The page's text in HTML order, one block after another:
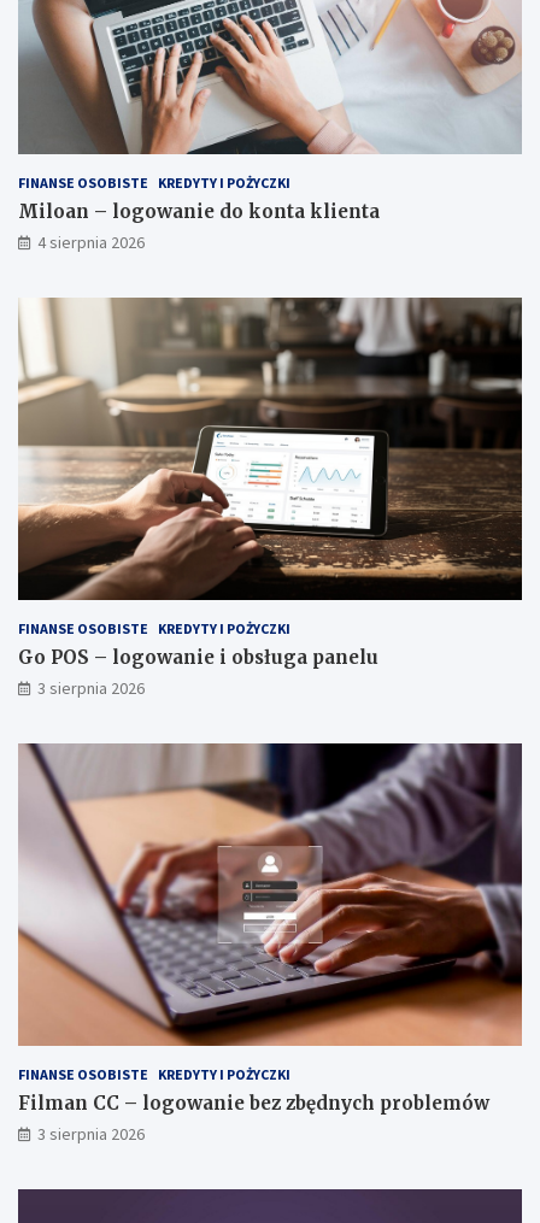
FINANSE OSOBISTE KREDYTY I POŻYCZKI
Miloan – logowanie do konta klienta
4 sierpnia 2026
FINANSE OSOBISTE KREDYTY I POŻYCZKI
Go POS – logowanie i obsługa panelu
3 sierpnia 2026
FINANSE OSOBISTE KREDYTY I POŻYCZKI
Filman CC – logowanie bez zbędnych problemów
3 sierpnia 2026